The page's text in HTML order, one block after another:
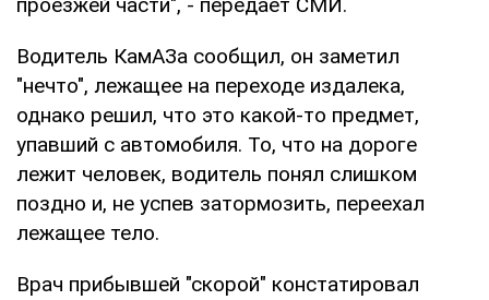
Водитель КамАЗа сообщил, он заметил
"нечто", лежащее на переходе издалека,
однако решил, что это какой-то предмет,
упавший с автомобиля. То, что на дороге
лежит человек, водитель понял слишком
поздно и, не успев затормозить, переехал
лежащее тело.
Врач прибывшей "скорой" констатировал